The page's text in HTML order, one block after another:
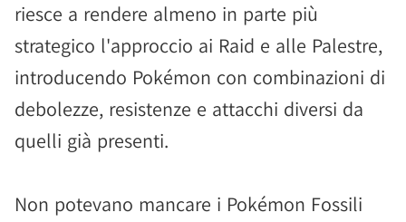
riesce a rendere almeno in parte più
strategico l'approccio ai Raid e alle Palestre,
introducendo Pokémon con combinazioni di
debolezze, resistenze e attacchi diversi da
quelli già presenti.
Non potevano mancare i Pokémon Fossili